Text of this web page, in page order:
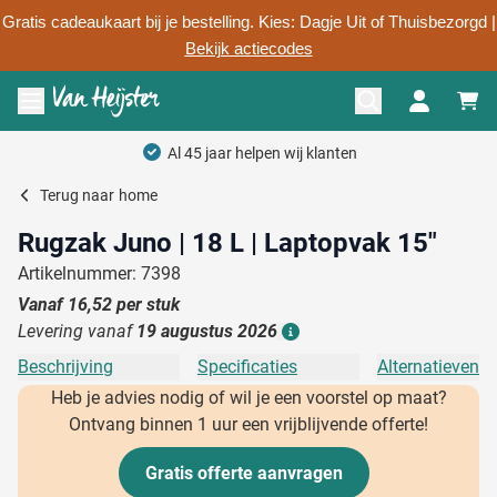
Gratis cadeaukaart bij je bestelling. Kies: Dagje Uit of Thuisbezorgd |
Bekijk actiecodes
Ga naar de inhoud
Menu openen
Terug naar home
Rugzak Juno | 18 L | Laptopvak 15"
Artikelnummer: 7398
Vanaf 16,52 per stuk
Levering vanaf 19 augustus 2026
Beschrijving Specificaties
Alternatieven
Heb je advies nodig of wil je een voorstel op maat?
Ontvang binnen 1 uur een vrijblijvende offerte!
Gratis offerte aanvragen